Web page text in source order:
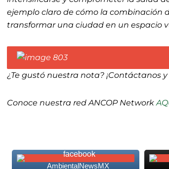
ejemplo claro de cómo la combinación
transformar una ciudad en un espacio
¿Te gustó nuestra nota? ¡Contáctanos
Conoce nuestra red ANCOP Network
AmbientalNewsMX